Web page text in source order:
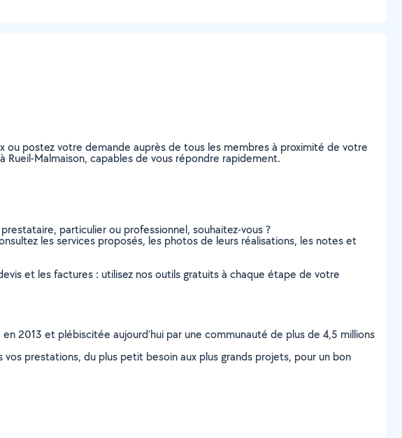
ou postez votre demande auprès de tous les membres à proximité de votre
Rueil-Malmaison, capables de vous répondre rapidement.
particulier ou professionnel, souhaitez-vous ?
les services proposés, les photos de leurs réalisations, les notes et
et les factures : utilisez nos outils gratuits à chaque étape de votre
2013 et plébiscitée aujourd’hui par une communauté de plus de 4,5 millions
prestations, du plus petit besoin aux plus grands projets, pour un bon